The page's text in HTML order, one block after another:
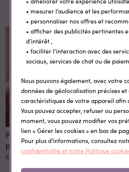
Pochette coton zippée
personnalisée cœur fleuri –
cadeau fête des mères
• mesurer l’audience et les
• personnaliser nos offres et
• afficher des publicités pertinentes
d’intérêt ,
• faciliter l’interaction avec des
sociaux, services de chat ou de
Nous pouvons également, avec votre
données de géolocalisation précises
caractéristiques de votre appareil afin
Vous pouvez accepter, refuser ou
moment, vous pouvez modifier vos
lien « Gérer les cookies » en bas de
Pour plus d’informations, consultez
confidentialité et notre Politique